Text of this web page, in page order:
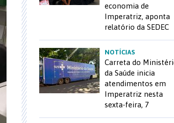
economia de
Imperatriz, aponta
relatório da SEDEC
NOTÍCIAS
Carreta do
da Saúde inicia
atendimentos em
Imperatriz nesta
sexta-feira, 7